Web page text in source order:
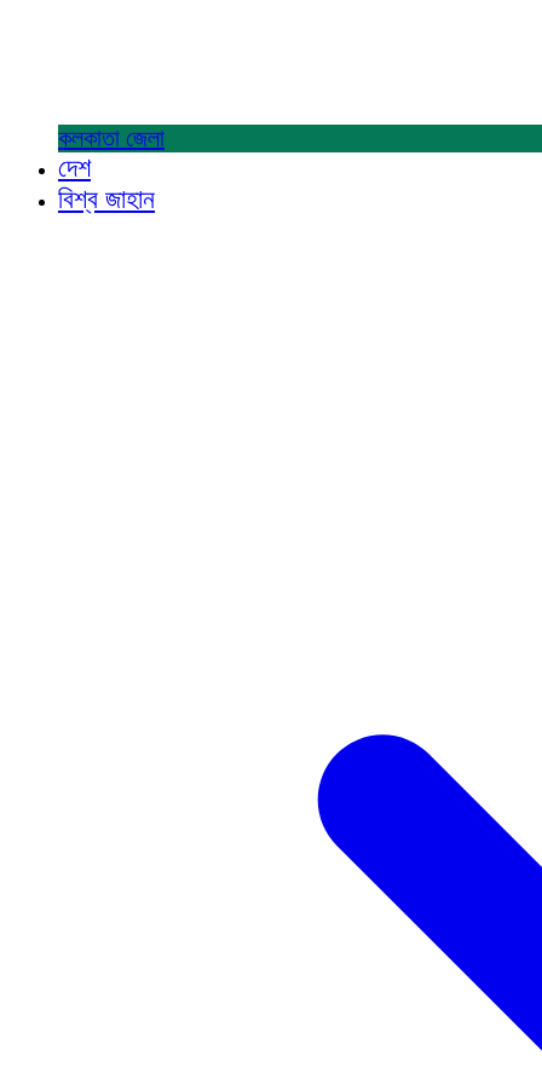
কলকাতা জেলা
দেশ
বিশ্ব জাহান